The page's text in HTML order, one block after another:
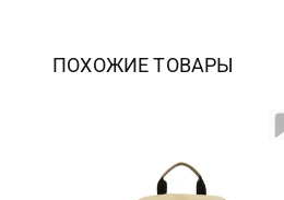
ПОХОЖИЕ ТОВАРЫ